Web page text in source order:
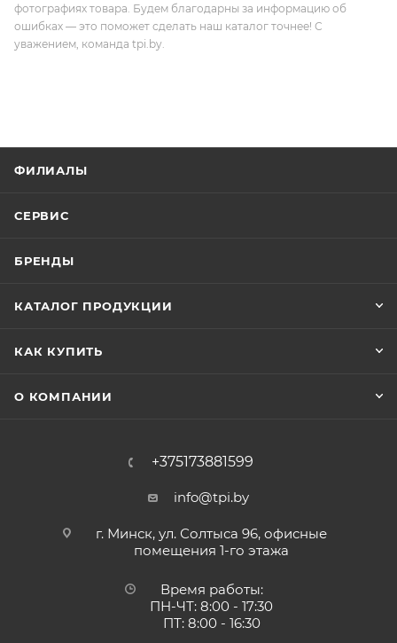
фотографиях товара. Будем благодарны за информацию об
ошибках — это поможет сделать наш каталог точнее! С
уважением, команда tpi.by.
ФИЛИАЛЫ
СЕРВИС
БРЕНДЫ
КАТАЛОГ ПРОДУКЦИИ
КАК КУПИТЬ
О КОМПАНИИ
+375173881599
info@tpi.by
г. Минск, ул. Солтыса 96, офисные
помещения 1-го этажа
Время работы:
ПН-ЧТ: 8:00 - 17:30
ПТ: 8:00 - 16:30